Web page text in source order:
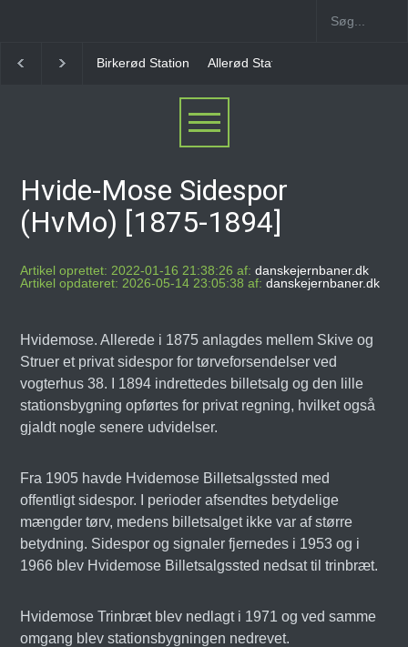
Birkerød Station Allerød Station
Hvide-Mose Sidespor
(HvMo) [1875-1894]
Artikel oprettet: 2022-01-16 21:38:26 af: danskejernbaner.dk
Artikel opdateret: 2026-05-14 23:05:38 af: danskejernbaner.dk
Hvidemose. Allerede i 1875 anlagdes mellem Skive og
Struer et privat sidespor for tørveforsendelser ved
vogterhus 38. I 1894 indrettedes billetsalg og den lille
stationsbygning opførtes for privat regning, hvilket også
gjaldt nogle senere udvidelser.
Fra 1905 havde Hvidemose Billetsalgssted med
offentligt sidespor. I perioder afsendtes betydelige
mængder tørv, medens billetsalget ikke var af større
betydning. Sidespor og signaler fjernedes i 1953 og i
1966 blev Hvidemose Billetsalgssted nedsat til trinbræt.
Hvidemose Trinbræt blev nedlagt i 1971 og ved samme
omgang blev stationsbygningen nedrevet.